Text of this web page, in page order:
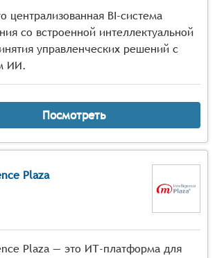
централизованная BI-система
со встроенной интеллектуальной
управленческих решений с
ИИ.
Посмотреть
Plaza
Plaza — это ИТ-платформа для